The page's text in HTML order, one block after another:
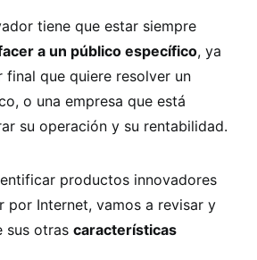
tiene que estar siempre
a un público específico, ya
final que quiere resolver un
o una empresa que está
su operación y su rentabilidad.
productos innovadores
por Internet, vamos a revisar y
sus otras características